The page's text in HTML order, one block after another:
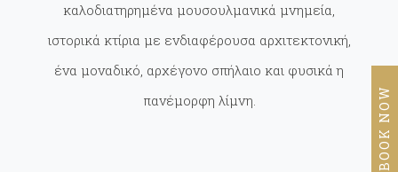
BOOK NOW
καλοδιατηρημένα μουσουλμανικά μνημεία,
ιστορικά κτίρια με ενδιαφέρουσα αρχιτεκτονική,
ένα μοναδικό, αρχέγονο σπήλαιο και φυσικά η
πανέμορφη λίμνη.